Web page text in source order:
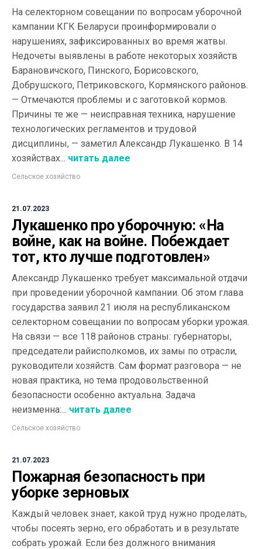
На селекторном совещании по вопросам уборочной
кампании КГК Беларуси проинформировали о
нарушениях, зафиксированных во время жатвы.
Недочеты выявлены в работе некоторых хозяйств
Барановичского, Пинского, Борисовского,
Добрушского, Петриковского, Кормянского районов.
— Отмечаются проблемы и с заготовкой кормов.
Причины те же — неисправная техника, нарушение
технологических регламентов и трудовой
дисциплины, — заметил Александр Лукашенко. В 14
хозяйствах... читать далее
Сельское хозяйство
21.07.2023
Лукашенко про уборочную: «На
войне, как на войне. Побеждает
тот, кто лучше подготовлен»
Александр Лукашенко требует максимальной отдачи
при проведении уборочной кампании. Об этом глава
государства заявил 21 июля на республиканском
селекторном совещании по вопросам уборки урожая.
На связи — все 118 районов страны: губернаторы,
председатели райисполкомов, их замы по отрасли,
руководители хозяйств. Сам формат разговора — не
новая практика, но тема продовольственной
безопасности особенно актуальна. Задача
неизменна:... читать далее
Сельское хозяйство
21.07.2023
Пожарная безопасность при
уборке зерновых
Каждый человек знает, какой труд нужно проделать,
чтобы посеять зерно, его обработать и в результате
собрать урожай. Если без должного внимания